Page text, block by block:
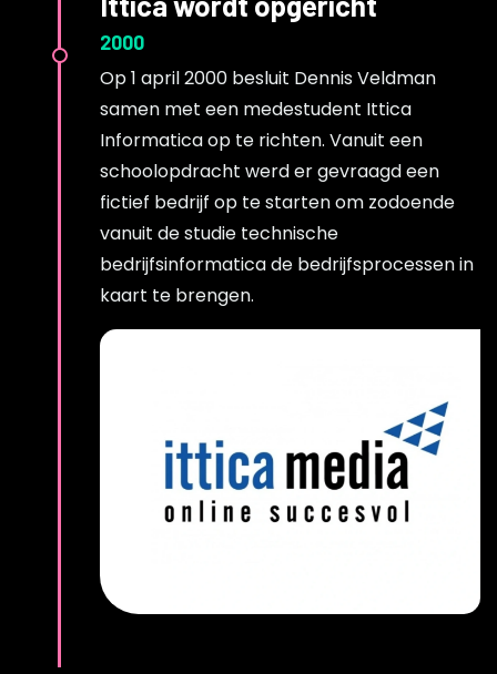
2000
Op 1 april 2000 besluit Dennis Veldman
samen met een medestudent Ittica
Informatica op te richten. Vanuit een
schoolopdracht werd er gevraagd een
fictief bedrijf op te starten om zodoende
vanuit de studie technische
bedrijfsinformatica de bedrijfsprocessen in
kaart te brengen.